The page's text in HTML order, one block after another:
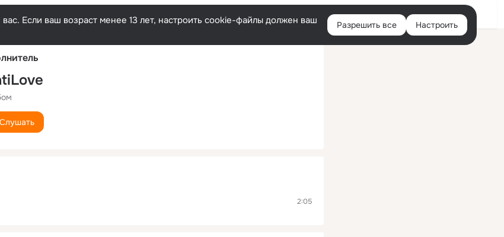
Русский Войти
Если ваш возраст менее 13 лет, настроить cookie-файлы должен ваш
Разрешить все Настроить
Слушать
2:05